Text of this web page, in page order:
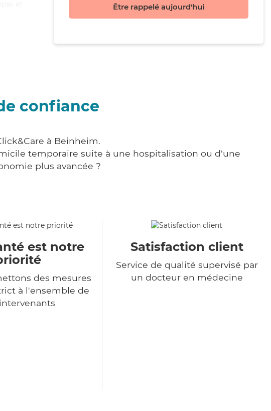
Être rappelé aujourd'hui
confiance
à Beinheim.
temporaire suite à une hospitalisation ou d'une
plus avancée ?
est notre
des mesures
à l'ensemble de
Satisfaction client
Service de qualité supervisé par
un docteur en médecine